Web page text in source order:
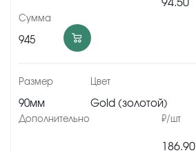
94.50
945
90мм Gold (золотой)
186.90